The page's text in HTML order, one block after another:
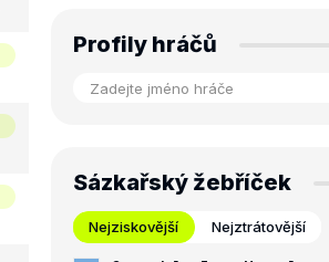
Profily hráčů
Sázkařský žebříček
Nejziskovější Nejztrátovější